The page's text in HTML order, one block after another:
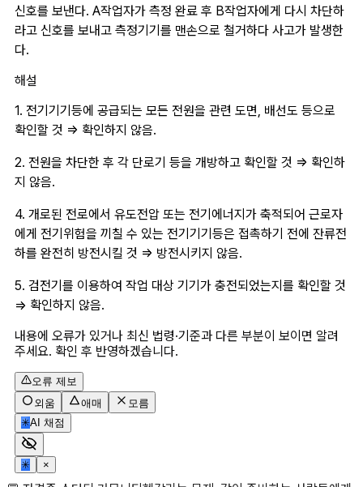
신호를 보낸다. A작업자가 측정 완료 후 B작업자에게 다시 차단하
라고 신호를 보내고 측정기기를 맨손으로 철거하다 사고가 발생한
다.
해설
1. 전기기기등에 공급되는 모든 전원을 관련 도면, 배선도 등으로
확인할 것 => 확인하지 않음.
2. 전원을 차단한 후 각 단로기 등을 개방하고 확인할 것 => 확인하
지 않음.
4. 개로된 전로에서 유도전압 또는 전기에너지가 축적되어 근로자
에게 전기위험을 끼칠 수 있는 전기기기등은 접촉하기 전에 잔류전
하를 완전히 방전시킬 것 => 방전시키지 않음.
5. 검전기를 이용하여 작업 대상 기기가 충전되었는지를 확인할 것
=> 확인하지 않음.
내용에 오류가 있거나 최신 법령·기준과 다른 부분이 보이면 알려
주세요. 확인 후 반영하겠습니다.
오류 제보
외움
애매
모름
✳AI 채점
✳ ×